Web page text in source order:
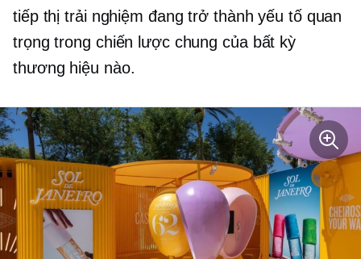
tiếp thị trải nghiệm đang trở thành yếu tố quan
trọng trong chiến lược chung của bất kỳ
thương hiệu nào.